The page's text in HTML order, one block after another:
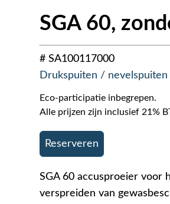
SGA 60,
# SA100117000
Drukspuiten / nevelspuiten
Eco-participatie inbegrepen.
Alle prijzen zijn inclusief 21%
Reserveren
SGA 60 accusproeier voor
verspreiden van